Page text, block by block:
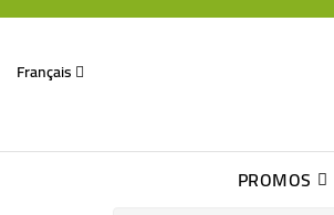
Français
PROMOS